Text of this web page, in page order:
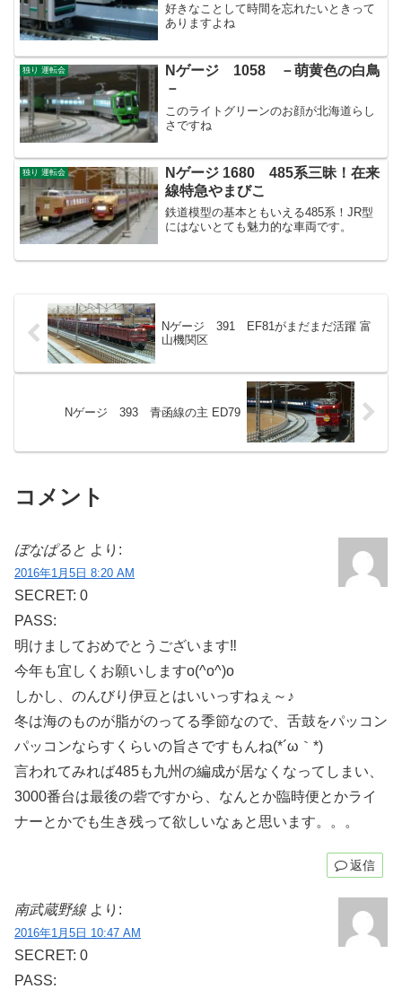
好きなことして時間を忘れたいときって
ありますよね
独り 運転会
Nゲージ 1058 －萌黄色の白鳥
－
このライトグリーンのお顔が北海道らし
さですね
独り 運転会
Nゲージ 1680 485系三昧！在来
線特急やまびこ
鉄道模型の基本ともいえる485系！JR型
にはないとても魅力的な車両です。
Nゲージ 391 EF81がまだまだ活躍 富
山機関区
Nゲージ 393 青函線の主 ED79
コメント
ぼなぱると より:
2016年1月5日 8:20 AM
SECRET: 0
PASS:
明けましておめでとうございます‼
今年も宜しくお願いしますo(^o^)o
しかし、のんびり伊豆とはいいっすねぇ～♪
冬は海のものが脂がのってる季節なので、舌鼓をパッコン
パッコンならすくらいの旨さですもんね(*´ω｀*)
言われてみれば485も九州の編成が居なくなってしまい、
3000番台は最後の砦ですから、なんとか臨時便とかライ
ナーとかでも生き残って欲しいなぁと思います。。。
返信
南武蔵野線 より:
2016年1月5日 10:47 AM
SECRET: 0
PASS: